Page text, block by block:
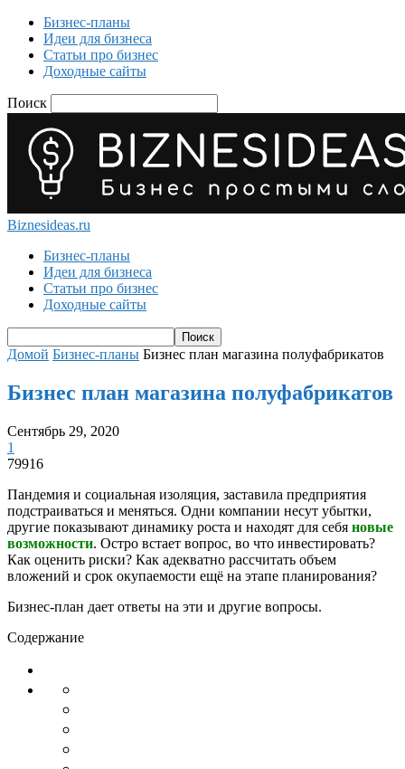
Бизнес-планы
Идеи для бизнеса
Статьи про бизнес
Доходные сайты
Поиск
Biznesideas.ru
Бизнес-планы
Идеи для бизнеса
Статьи про бизнес
Доходные сайты
Домой Бизнес-планы Бизнес план магазина полуфабрикатов
Бизнес план магазина полуфабрикатов
Сентябрь 29, 2020
1
79916
Пандемия и социальная изоляция, заставила предприятия
подстраиваться и меняться. Одни компании несут убытки,
другие показывают динамику роста и находят для себя новые
возможности. Остро встает вопрос, во что инвестировать?
Как оценить риски? Как адекватно рассчитать объем
вложений и срок окупаемости ещё на этапе планирования?
Бизнес-план дает ответы на эти и другие вопросы.
Содержание